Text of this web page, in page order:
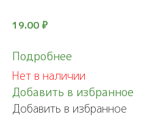
19.00₽
Подробнее
Нет в наличии
Добавить в избранное
Добавить в избранное